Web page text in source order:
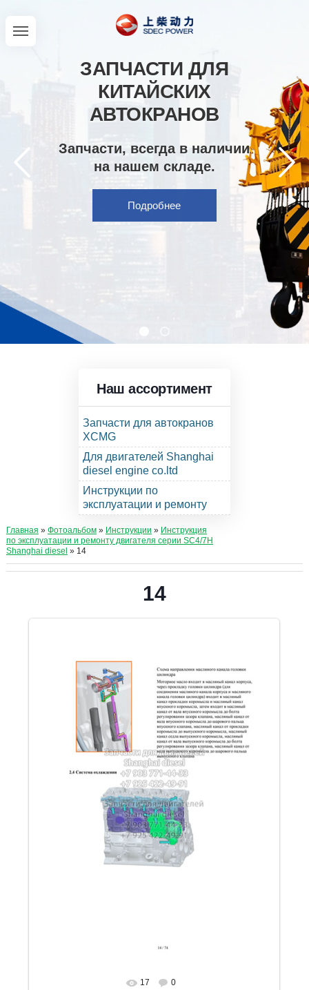
ЗАПЧАСТИ ДЛЯ
КИТАЙСКИХ
АВТОКРАНОВ
Запчасти, всегда в наличии
на нашем складе.
Подробнее
Наш ассортимент
Запчасти для автокранов
XCMG
Для двигателей Shanghai
diesel engine co.ltd
Инструкции по
эксплуатации и ремонту
Главная » Фотоальбом» Инструкции » Инструкция
по эксплуатации и ремонту двигателя серии SC4/7H
Shanghai diesel » 14
14
В реальном размере 1131x1600
17 0